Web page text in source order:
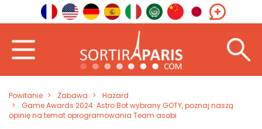
Powitanie Zabawa
Hazard
Game Awards 2024: Astro Bot wybrany GOTY, poznaj naszą
opinię na temat oprogramowania Team asobi